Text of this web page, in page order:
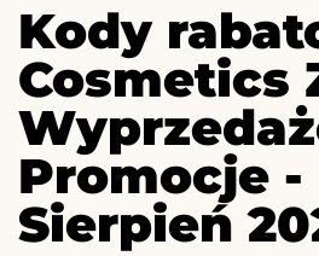
Kody
Cosmetics
Promocje -
Sierpień